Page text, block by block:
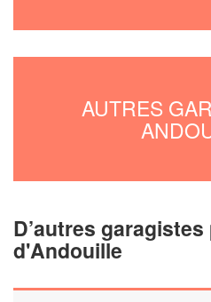
AUTRES
D’autres
d'Andouille